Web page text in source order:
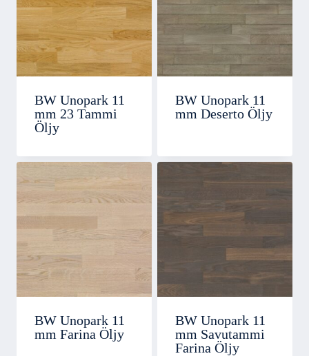
BW Unopark 11
mm 23 Tammi
Öljy
BW Unopark 11
mm Deserto Öljy
BW Unopark 11
mm Farina Öljy
BW Unopark 11
mm Savutammi
Farina Öljy